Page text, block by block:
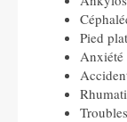
Pied plat
Anxiété